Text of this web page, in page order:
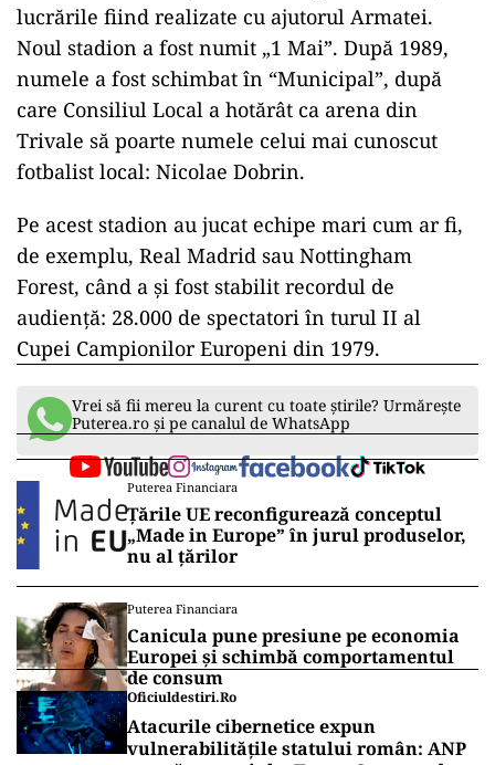
lucrările fiind realizate cu ajutorul Armatei.
Noul stadion a fost numit „1 Mai”. După 1989,
numele a fost schimbat în “Municipal”, după
care Consiliul Local a hotărât ca arena din
Trivale să poarte numele celui mai cunoscut
fotbalist local: Nicolae Dobrin.
Pe acest stadion au jucat echipe mari cum ar fi,
de exemplu, Real Madrid sau Nottingham
Forest, când a și fost stabilit recordul de
audiență: 28.000 de spectatori în turul II al
Cupei Campionilor Europeni din 1979.
Vrei să fii mereu la curent cu toate știrile? Urmărește
Puterea.ro și pe canalul de WhatsApp
Puterea Financiara
Țările UE reconfigurează conceptul
„Made in Europe” în jurul produselor,
nu al țărilor
Puterea Financiara
Canicula pune presiune pe economia
Europei și schimbă comportamentul
de consum
Oficiuldestiri.ro
Atacurile cibernetice expun
vulnerabilitățile statului român: ANP